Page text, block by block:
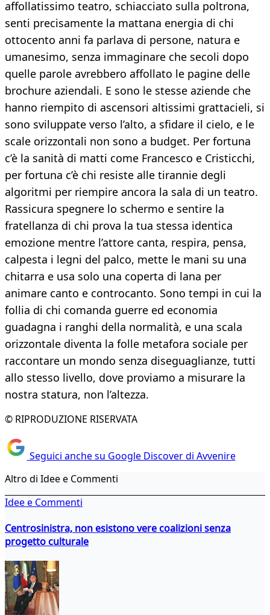
affollatissimo teatro, schiacciato sulla poltrona,
senti precisamente la mattana energia di chi
ottocento anni fa parlava di persone, natura e
umanesimo, senza immaginare che secoli dopo
quelle parole avrebbero affollato le pagine delle
brochure aziendali. E sono le stesse aziende che
hanno riempito di ascensori altissimi grattacieli, si
sono sviluppate verso l’alto, a sfidare il cielo, e le
scale orizzontali non sono a budget. Per fortuna
c’è la sanità di matti come Francesco e Cristicchi,
per fortuna c’è chi resiste alle tirannie degli
algoritmi per riempire ancora la sala di un teatro.
Rassicura spegnere lo schermo e sentire la
fratellanza di chi prova la tua stessa identica
emozione mentre l’attore canta, respira, pensa,
calpesta i legni del palco, mette le mani su una
chitarra e usa solo una coperta di lana per
animare canto e controcanto. Sono tempi in cui la
follia di chi comanda guerre ed economia
guadagna i ranghi della normalità, e una scala
orizzontale diventa la folle metafora sociale per
raccontare un mondo senza diseguaglianze, tutti
allo stesso livello, dove proviamo a misurare la
nostra statura, non l’altezza.
© RIPRODUZIONE RISERVATA
Seguici anche su Google Discover di Avvenire
Altro di Idee e Commenti
Idee e Commenti
Centrosinistra, non esistono vere coalizioni senza
progetto culturale